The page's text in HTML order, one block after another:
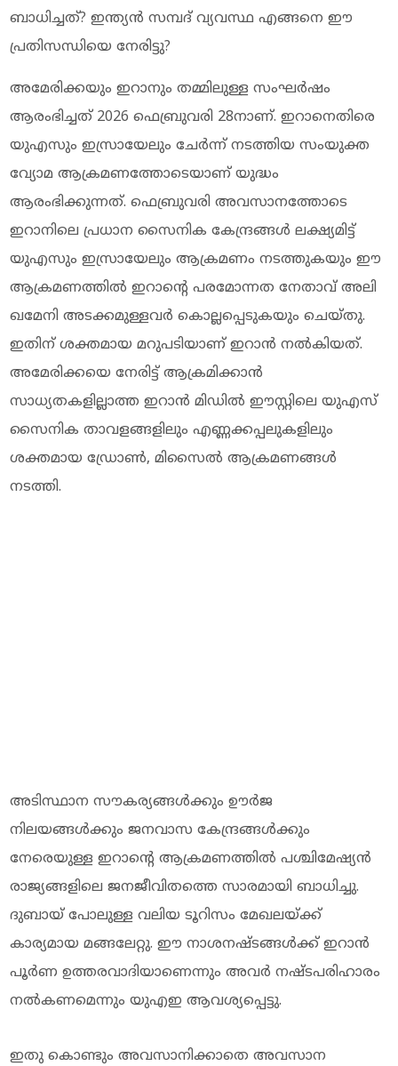
ബാധിച്ചത്? ഇന്ത്യന്‍ സമ്പദ് വ്യവസ്ഥ എങ്ങനെ ഈ
പ്രതിസന്ധിയെ നേരിട്ടു?
അമേരിക്കയും ഇറാനും തമ്മിലുള്ള സംഘര്‍ഷം
ആരംഭിച്ചത് 2026 ഫെബ്രുവരി 28നാണ്. ഇറാനെതിരെ
യുഎസും ഇസ്രായേലും ചേര്‍ന്ന് നടത്തിയ സംയുക്ത
വ്യോമ ആക്രമണത്തോടെയാണ് യുദ്ധം
ആരംഭിക്കുന്നത്. ഫെബ്രുവരി അവസാനത്തോടെ
ഇറാനിലെ പ്രധാന സൈനിക കേന്ദ്രങ്ങള്‍ ലക്ഷ്യമിട്ട്
യുഎസും ഇസ്രായേലും ആക്രമണം നടത്തുകയും ഈ
ആക്രമണത്തില്‍ ഇറാന്റെ പരമോന്നത നേതാവ് അലി
ഖമേനി അടക്കമുള്ളവര്‍ കൊല്ലപ്പെടുകയും ചെയ്തു.
ഇതിന് ശക്തമായ മറുപടിയാണ് ഇറാന്‍ നല്‍കിയത്.
അമേരിക്കയെ നേരിട്ട് ആക്രമിക്കാന്‍
സാധ്യതകളില്ലാത്ത ഇറാന്‍ മിഡില്‍ ഈസ്റ്റിലെ യുഎസ്
സൈനിക താവളങ്ങളിലും എണ്ണക്കപ്പലുകളിലും
ശക്തമായ ഡ്രോണ്‍, മിസൈല്‍ ആക്രമണങ്ങള്‍
നടത്തി.
അടിസ്ഥാന സൗകര്യങ്ങള്‍ക്കും ഊര്‍ജ
നിലയങ്ങള്‍ക്കും ജനവാസ കേന്ദ്രങ്ങള്‍ക്കും
നേരെയുള്ള ഇറാന്റെ ആക്രമണത്തില്‍ പശ്ചിമേഷ്യന്‍
രാജ്യങ്ങളിലെ ജനജീവിതത്തെ സാരമായി ബാധിച്ചു.
ദുബായ് പോലുള്ള വലിയ ടൂറിസം മേഖലയ്ക്ക്
കാര്യമായ മങ്ങലേറ്റു. ഈ നാശനഷ്ടങ്ങള്‍ക്ക് ഇറാന്‍
പൂര്‍ണ ഉത്തരവാദിയാണെന്നും അവര്‍ നഷ്ടപരിഹാരം
നല്‍കണമെന്നും യുഎഇ ആവശ്യപ്പെട്ടു.
ഇതു കൊണ്ടും അവസാനിക്കാതെ അവസാന